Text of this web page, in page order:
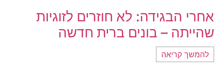
אחרי הבגידה: לא חוזרים לזוגיות
שהייתה – בונים ברית חדשה
להמשך קריאה